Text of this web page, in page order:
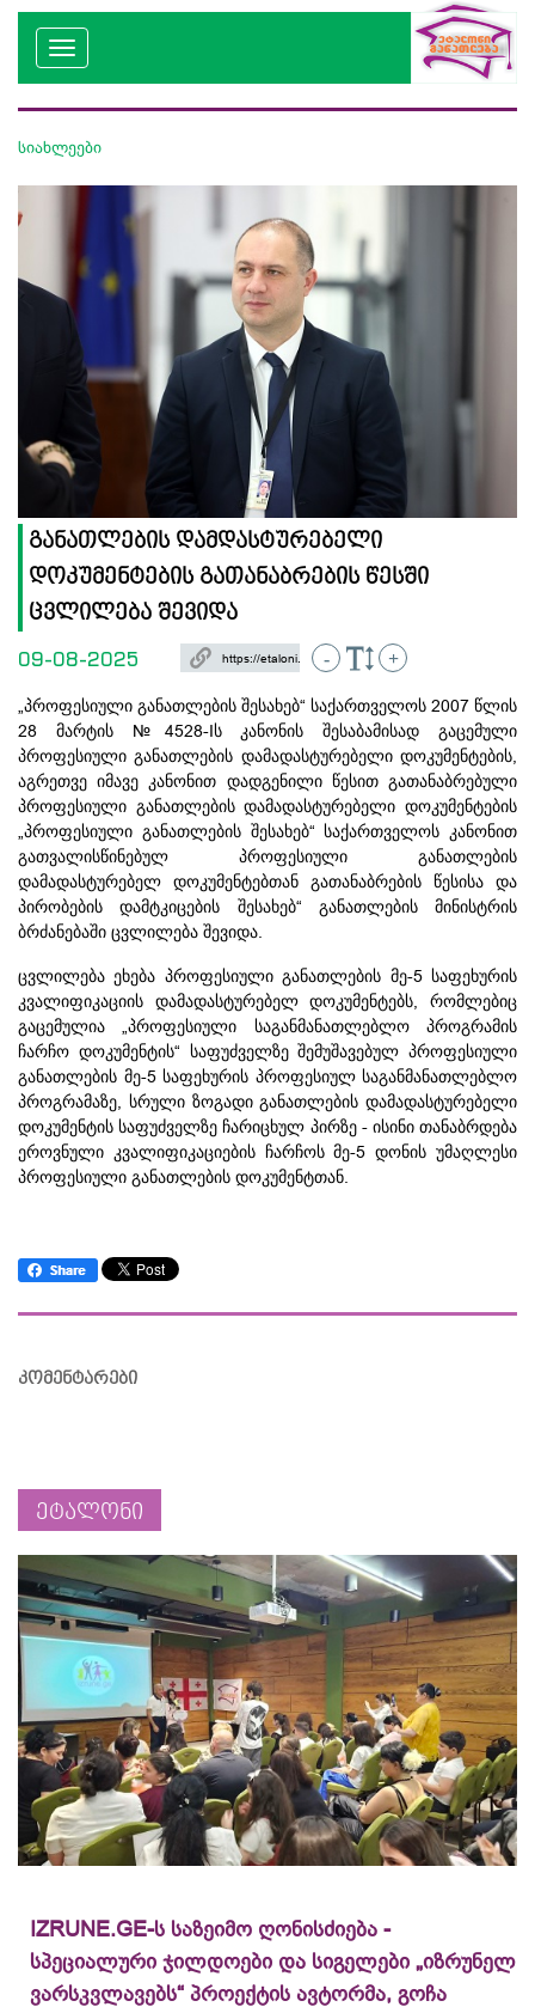
სიახლეები
განათლების დამდასტურებელი
დოკუმენტების გათანაბრების წესში
ცვლილება შევიდა
09-08-2025 - +
„პროფესიული განათლების შესახებ“ საქართველოს 2007 წლის
28 მარტის№4528-Iს კანონის შესაბამისად
გაცემული
პროფესიული განათლების დამადასტურებელი დოკუმენტების,
აგრეთვე იმავე კანონით დადგენილი წესით გათანაბრებული
პროფესიული განათლების დამადასტურებელი დოკუმენტების
„პროფესიული განათლების შესახებ“საქართველოს კანონით
გათვალისწინებულ
პროფესიული
განათლების
დამადასტურებელ
დოკუმენტებთან გათანაბრების წესისა
და
პირობების
დამტკიცების შესახებ“ განათლების
მინისტრის
ბრძანებაში ცვლილება შევიდა.
ცვლილება ეხება პროფესიული განათლების მე-5საფეხურის
კვალიფიკაციის
დამადასტურებელ დოკუმენტებს,რომლებიც
გაცემულია „პროფესიული საგანმანათლებლო
პროგრამის
ჩარჩო დოკუმენტის“ საფუძველზე შემუშავებულ პროფესიული
განათლების მე-5 საფეხურის პროფესიულ საგანმანათლებლო
პროგრამაზე, სრული ზოგადი განათლების დამადასტურებელი
დოკუმენტის საფუძველზე ჩარიცხულ პირზე- ისინი თანაბრდება
ეროვნული კვალიფიკაციების ჩარჩოს მე-5დონის უმაღლესი
პროფესიული განათლების დოკუმენტთან.
კომენტარები
ეტალონი
IZRUNE.GE-ს საზეიმო ღონისძიება -
სპეციალური ჯილდოები და სიგელები „იზრუნელ
ვარსკვლავებს“ პროექტის ავტორმა, გოჩა